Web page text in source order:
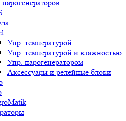
Упр. температурой
Упр. температурой и влажностью
Упр. парогенератором
Аксессуары и релейные блоки